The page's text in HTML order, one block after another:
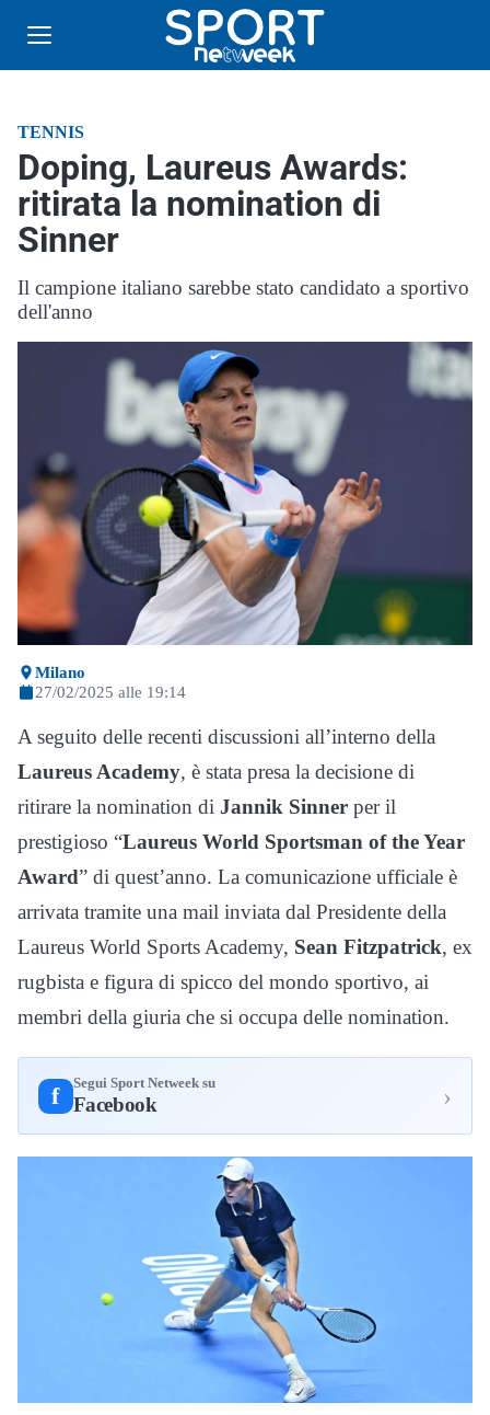
TENNIS
Doping, Laureus Awards:
ritirata la nomination di
Sinner
Il campione italiano sarebbe stato candidato a sportivo
dell'anno
Milano
27/02/2025 alle 19:14
A seguito delle recenti discussioni all’interno della
Laureus Academy, è stata presa la decisione di
ritirare la nomination di Jannik Sinner per il
prestigioso “Laureus World Sportsman of the Year
Award” di quest’anno. La comunicazione ufficiale è
arrivata tramite una mail inviata dal Presidente della
Laureus World Sports Academy, Sean Fitzpatrick, ex
rugbista e figura di spicco del mondo sportivo, ai
membri della giuria che si occupa delle nomination.
f Segui Sport Netweek su
Facebook ›